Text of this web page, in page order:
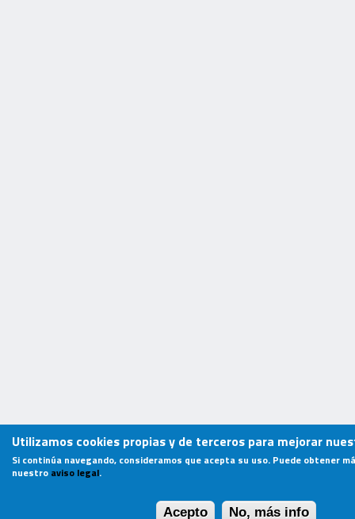
Utilizamos cookies propias y de terceros para mejorar
Si continúa navegando, consideramos que acepta su uso. Puede obtener
nuestro aviso legal.
Acepto No, más info